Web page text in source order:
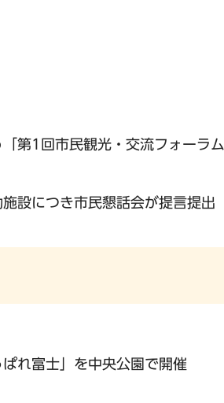
第1回市民観光・交流フォーラ
設につき市民懇話会が提言提出
れ富士」を中央公園で開催